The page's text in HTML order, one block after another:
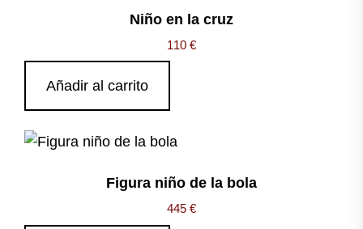
Niño en la cruz
110 €
Añadir al carrito
Figura niño de la bola
445 €